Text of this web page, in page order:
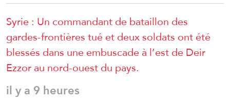
Syrie : Un commandant de bataillon des
gardes-frontières tué et deux soldats ont été
blessés dans une embuscade à l’est de Deir
Ezzor au nord-ouest du pays.
il y a 9 heures